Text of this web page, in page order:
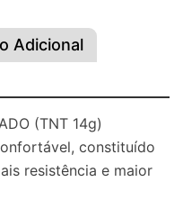
Adicional
(TNT 14g)
constituído
resistência e maior